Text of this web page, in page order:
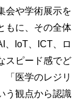
会や学術展示を
もに、その全体
、IoT、ICT、ロ
スピード感でど
「医学のレジリ
う観点から認識